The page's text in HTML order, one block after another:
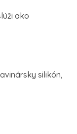
ako
silikón,